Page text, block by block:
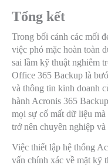
Tổng kết
Trong bối cảnh các mối
việc phó mặc hoàn toàn
sai lầm kỹ thuật nghiêm
Office 365 Backup là
và thông tin kinh doanh
hành Acronis 365
mọi sự cố mất dữ liệu
trở nên chuyên nghiệp và
Việc thiết lập hệ thống
vấn chính xác về mặt kỹ